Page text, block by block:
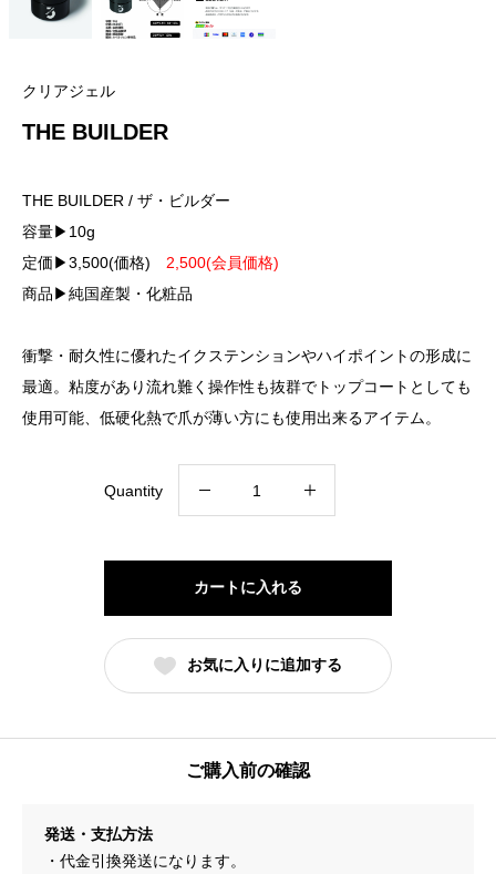
クリアジェル
THE BUILDER
THE BUILDER / ザ・ビルダー
容量▶10g
定価▶3,500(価格) 2,500(会員価格)
商品▶純国産製・化粧品
衝撃・耐久性に優れたイクステンションやハイポイントの形成に
最適。粘度があり流れ難く操作性も抜群でトップコートとしても
使用可能、低硬化熱で爪が薄い方にも使用出来るアイテム。
Quantity
カートに入れる
お気に入りに追加する
ご購入前の確認
発送・支払方法
・代金引換発送になります。